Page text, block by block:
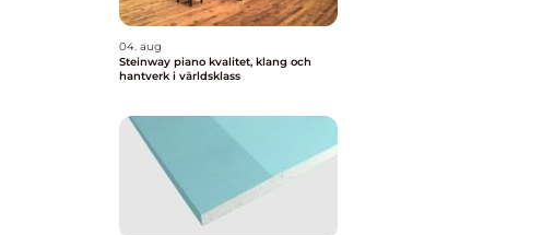
04. aug
Steinway piano kvalitet, klang och
hantverk i världsklass